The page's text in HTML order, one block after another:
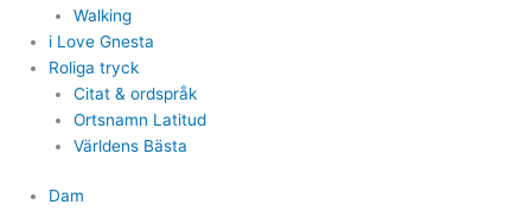
Walking
i Love Gnesta
Roliga tryck
Citat & ordspråk
Ortsnamn Latitud
Världens Bästa
Dam